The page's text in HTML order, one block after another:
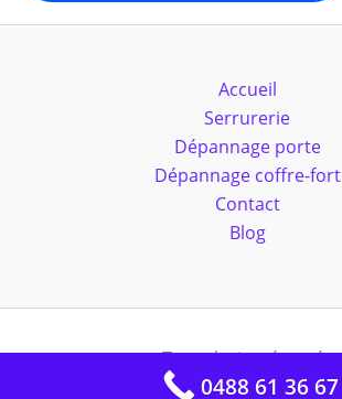
Accueil
Serrurerie
Dépannage porte
Dépannage coffre-fort
Contact
Blog
Tous droits réservés
0488 61 36 67